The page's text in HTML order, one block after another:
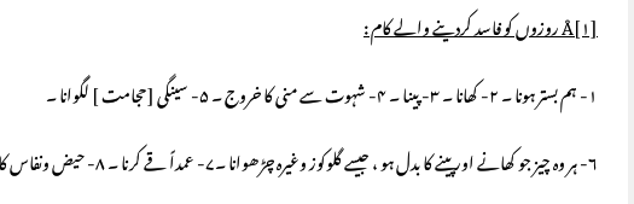
Å[۱] روزوں کو فاسد کردینے والے کام :
۱- ہم بستر ہونا ۔ ۲- کھانا ۔ ۳- پینا ۔ ۴- شہوت سے منی کا خروج ۔ ۵- سینگی [حجامت ] لگوانا ۔
۶- ہر وہ چیز جو کھانے اور پینے کا بدل ہو ، جیسے گلوکوز وغیرہ چڑھوانا ۔۷- عمداً قے کرنا ۔ ۸- حیض ونفاس کا خون آجانا ۔